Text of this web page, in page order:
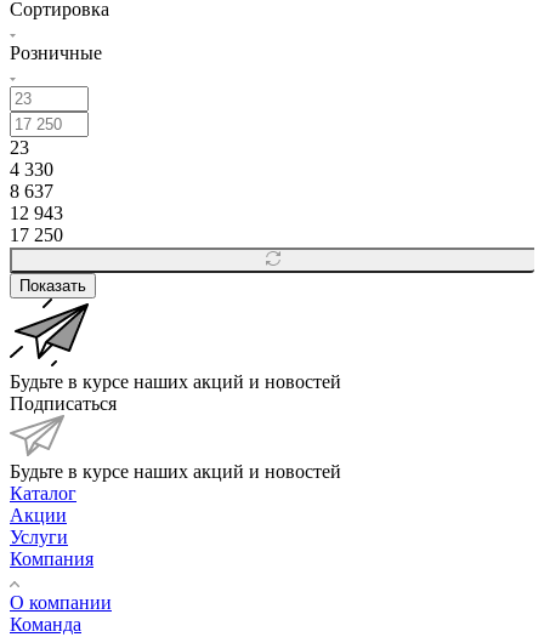
Сортировка
Розничные
23
4 330
8 637
12 943
17 250
Показать
Будьте в курсе наших акций и новостей
Подписаться
Будьте в курсе наших акций и новостей
Каталог
Акции
Услуги
Компания
О компании
Команда